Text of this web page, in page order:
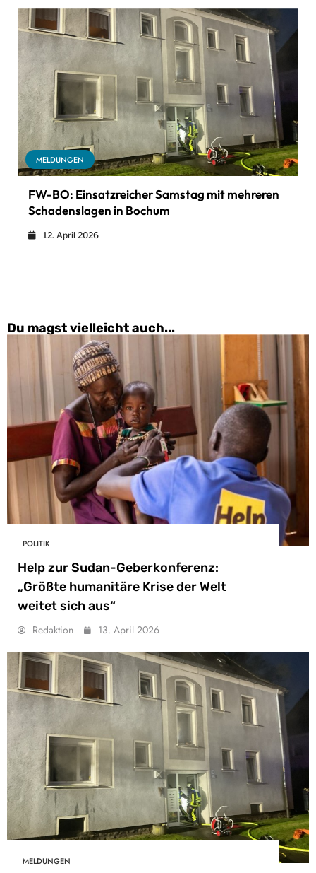
MELDUNGEN
FW-BO: Einsatzreicher Samstag mit mehreren
Schadenslagen in Bochum
12. April 2026
Du magst vielleicht auch...
POLITIK
Help zur Sudan-Geberkonferenz:
„Größte humanitäre Krise der Welt
weitet sich aus“
Redaktion 13. April 2026
MELDUNGEN